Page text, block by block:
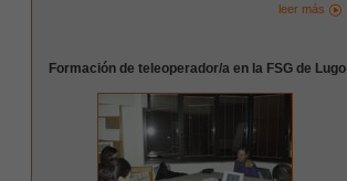
leer más
Formación de teleoperador/a en la FSG de Lugo